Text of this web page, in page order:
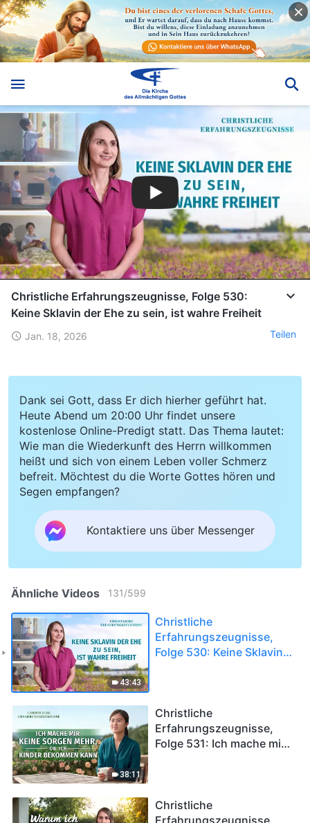
Christliche Erfahrungszeugnisse, Folge 530:
Keine Sklavin der Ehe zu sein, ist wahre Freiheit
Jan. 18, 2026 Teilen
Dank sei Gott, dass Er dich hierher geführt hat.
Heute Abend um 20:00 Uhr findet unsere
kostenlose Online-Predigt statt. Das Thema lautet:
Wie man die Wiederkunft des Herrn willkommen
heißt und sich von einem Leben voller Schmerz
befreit. Möchtest du die Worte Gottes hören und
Segen empfangen?
Kontaktiere uns über Messenger
Ähnliche Videos 131/599
43:43
Christliche
Erfahrungszeugnisse,
Folge 530: Keine Sklavin
38:11
Christliche
Erfahrungszeugnisse,
Folge 531: Ich mache mir
Christliche
Erfahrungszeugnisse,